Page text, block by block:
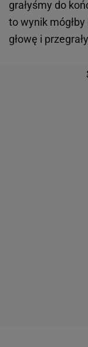
grałyśmy do
to wynik
głowę i